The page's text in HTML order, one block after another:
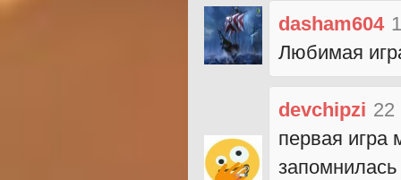
dasham604
Любимая
devchipzi 22
первая игра
запомнилась